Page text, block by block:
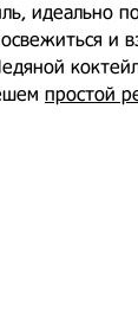
идеально
и
простой